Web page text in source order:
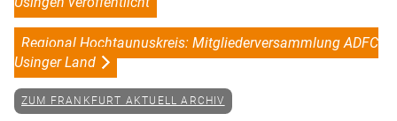
Regional Hochtaunuskreis: Mitgliederversammlung ADFC
Usinger Land
ZUM FRANKFURT AKTUELL ARCHIV